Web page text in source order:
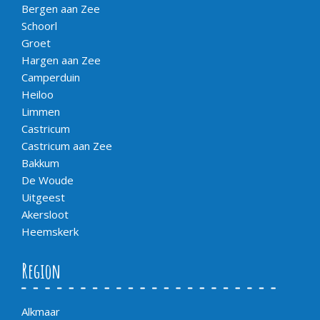
Bergen aan Zee
Schoorl
Groet
Hargen aan Zee
Camperduin
Heiloo
Limmen
Castricum
Castricum aan Zee
Bakkum
De Woude
Uitgeest
Akersloot
Heemskerk
Region
Alkmaar